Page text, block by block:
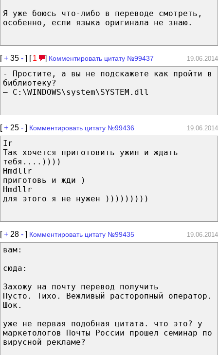
Я уже боюсь что-либо в переводе смотреть,
особенно, если языка оригинала не знаю.
[+ 35 - ] [ 1 ] Комментировать цитату №99437 19.06.2014
- Простите, а вы не подскажете как пройти в
библиотеку?
— C:\WINDOWS\system\SYSTEM.dll
[+ 25 - ] Комментировать цитату №99436 19.06.2014
Ir
Так хочется приготовить ужин и ждать
тебя....))))
Hmdllr
приготовь и жди )
Hmdllr
для этого я не нужен )))))))))
[+ 28 - ] Комментировать цитату №99435 19.06.2014
вам:
сюда:
Захожу на почту перевод получить
Пусто. Тихо. Вежливый расторопный оператор.
Шок.
уже не первая подобная цитата. что это? у
маркетологов Почты России прошел семинар по
вирусной рекламе?